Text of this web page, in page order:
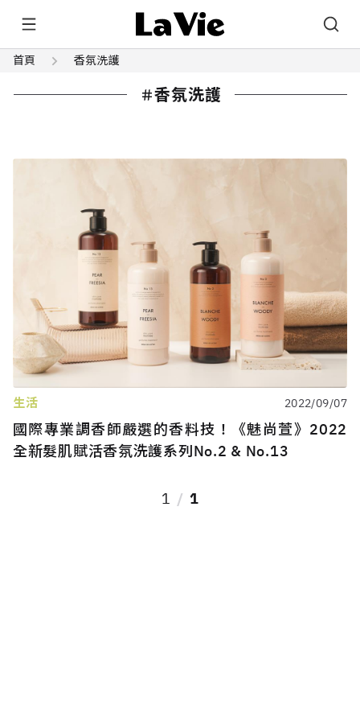
首頁 香氛洗護
香氛洗護
生活 2022/09/07
國際專業調香師嚴選的香料技！《魅尚萱》2022
全新髮肌賦活香氛洗護系列No.2 & No.13
1 1